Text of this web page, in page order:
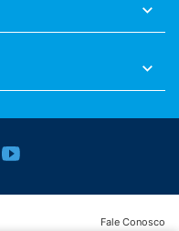
Fale Conosco